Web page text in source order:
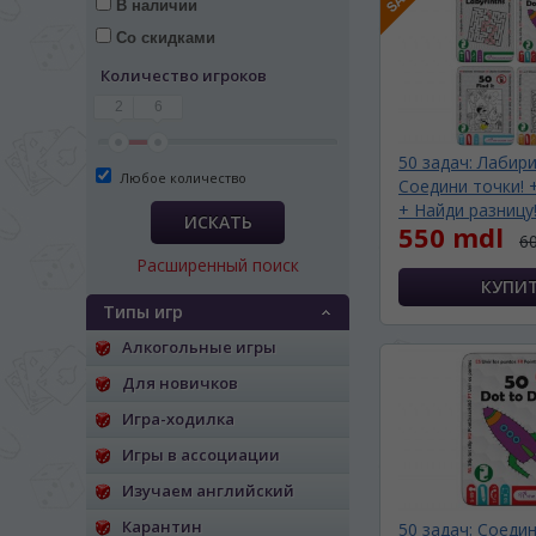
В наличии
Со скидками
Количество игроков
2 6
Любое количество
ИСКАТЬ
Расширенный поиск
Типы игр
Алкогольные игры
Для новичков
Игра-ходилка
Игры в ассоциации
Изучаем английский
Карантин
50 задач:
Соедини точки!
+ Найди
550 mdl
50 задач:
ЯЗЫК САЙТА /
На каком языке Вы
În ce limbă ați dori să